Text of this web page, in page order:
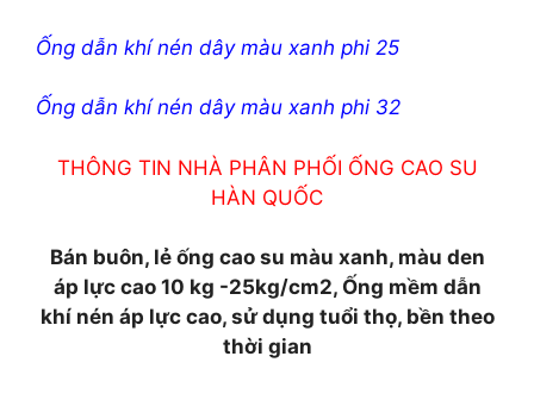
Ống dẫn khí nén dây màu xanh phi 25
Ống dẫn khí nén dây màu xanh phi 32
THÔNG TIN NHÀ PHÂN PHỐI ỐNG CAO SU
HÀN QUỐC
Bán buôn, lẻ ống cao su màu xanh, màu den
áp lực cao 10 kg -25kg/cm2, Ống mềm dẫn
khí nén áp lực cao, sử dụng tuổi thọ, bền theo
thời gian